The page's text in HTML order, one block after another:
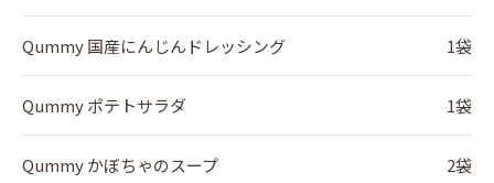
Qummy 国産にんじんドレッシング 1袋
Qummy ポテトサラダ 1袋
Qummy かぼちゃのスープ 2袋